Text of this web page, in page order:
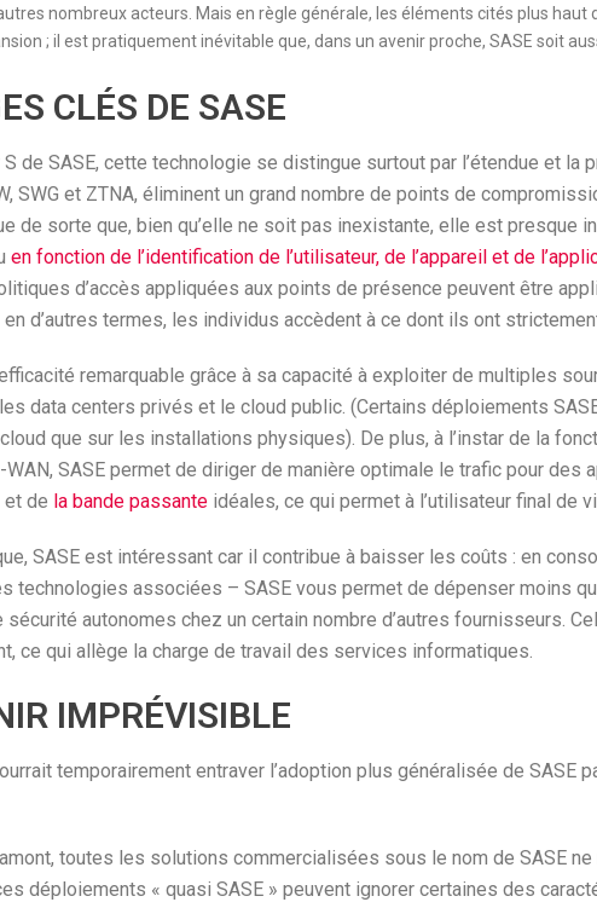
nombreux acteurs. Mais en règle générale, les éléments cités plus
; il est pratiquement inévitable que, dans un avenir proche, SASE soit
CLÉS DE SASE
S de SASE, cette technologie se distingue surtout par l’étendue et
SWG et ZTNA, éliminent un grand nombre de points de
de sorte que, bien qu’elle ne soit pas inexistante, elle est presque
en fonction de l’identification de l’utilisateur, de l’appareil et de
d’accès appliquées aux points de présence peuvent être
d’autres termes, les individus accèdent à ce dont ils ont
remarquable grâce à sa capacité à exploiter de multiples
data centers privés et le cloud public. (Certains déploiements
cloud que sur les installations physiques). De plus, à l’instar de la
SASE permet de diriger de manière optimale le trafic pour des
de la bande passante idéales, ce qui permet à l’utilisateur final de
SASE est intéressant car il contribue à baisser les coûts : en
technologies associées – SASE vous permet de dépenser moins
autonomes chez un certain nombre d’autres fournisseurs.
ce qui allège la charge de travail des services informatiques.
IMPRÉVISIBLE
temporairement entraver l’adoption plus généralisée de SASE
amont, toutes les solutions commercialisées sous le nom de SASE
déploiements « quasi SASE » peuvent ignorer certaines des